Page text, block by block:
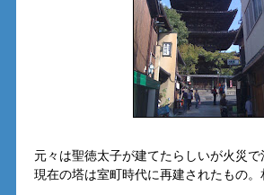
元々は聖徳太子が建てたらしいが火災で
現在の塔は室町時代に再建されたもの。